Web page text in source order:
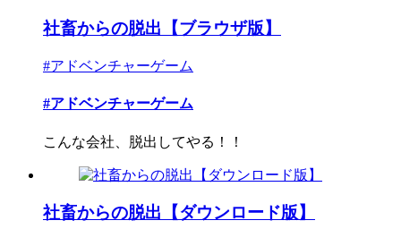
社畜からの脱出【ブラウザ版】
#アドベンチャーゲーム
#アドベンチャーゲーム
こんな会社、脱出してやる！！
社畜からの脱出【ダウンロード版】